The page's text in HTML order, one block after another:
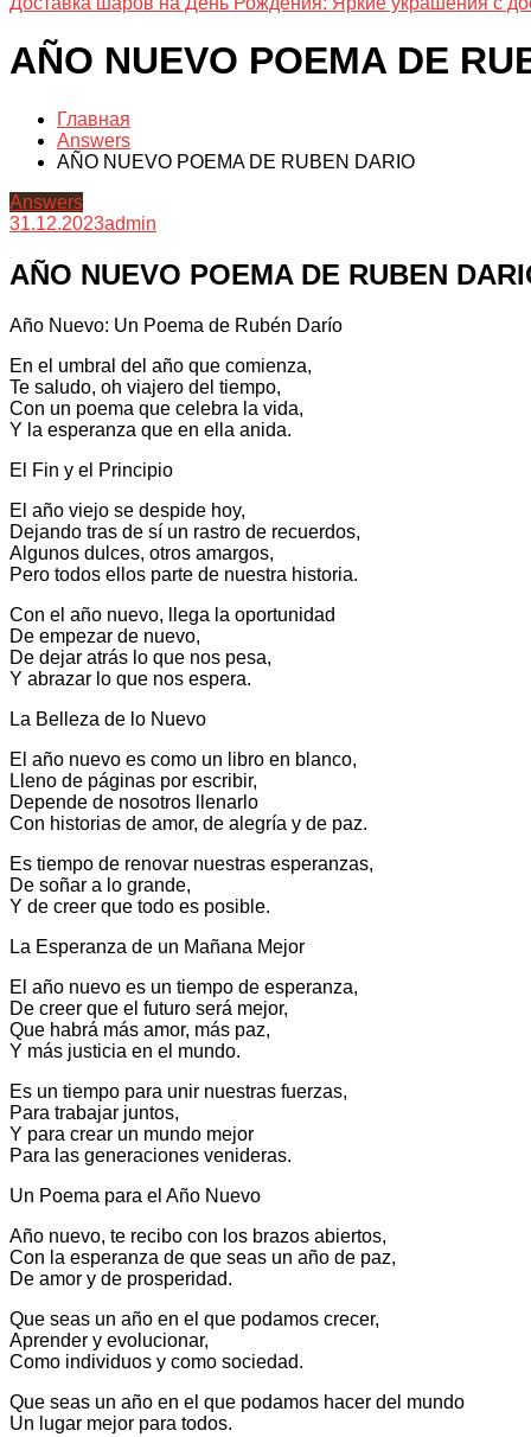
AÑO NUEVO POEMA DE
Главная
Answers
AÑO NUEVO POEMA DE RUBEN DARIO
Answers
31.12.2023admin
AÑO NUEVO POEMA DE RUBEN
Año Nuevo: Un Poema de Rubén Darío
En el umbral del año que comienza,
Te saludo, oh viajero del tiempo,
Con un poema que celebra la vida,
Y la esperanza que en ella anida.
El Fin y el Principio
El año viejo se despide hoy,
Dejando tras de sí un rastro de recuerdos,
Algunos dulces, otros amargos,
Pero todos ellos parte de nuestra historia.
Con el año nuevo, llega la oportunidad
De empezar de nuevo,
De dejar atrás lo que nos pesa,
Y abrazar lo que nos espera.
La Belleza de lo Nuevo
El año nuevo es como un libro en blanco,
Lleno de páginas por escribir,
Depende de nosotros llenarlo
Con historias de amor, de alegría y de paz.
Es tiempo de renovar nuestras esperanzas,
De soñar a lo grande,
Y de creer que todo es posible.
La Esperanza de un Mañana Mejor
El año nuevo es un tiempo de esperanza,
De creer que el futuro será mejor,
Que habrá más amor, más paz,
Y más justicia en el mundo.
Es un tiempo para unir nuestras fuerzas,
Para trabajar juntos,
Y para crear un mundo mejor
Para las generaciones venideras.
Un Poema para el Año Nuevo
Año nuevo, te recibo con los brazos abiertos,
Con la esperanza de que seas un año de paz,
De amor y de prosperidad.
Que seas un año en el que podamos crecer,
Aprender y evolucionar,
Como individuos y como sociedad.
Que seas un año en el que podamos hacer del mundo
Un lugar mejor para todos.